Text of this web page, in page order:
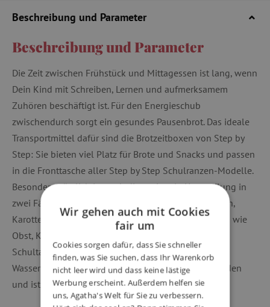
Beschreibung und Parameter
Beschreibung und Parameter
Die Zeit zwischen Frühstück und Mittagessen ist lang, wenn
Dein Kind mit Schreiben, Lernen und aufmerksamem
Zuhören beschäftigt ist. Für den Energieschub
zwischendurch sorgt ein gesundes Pausenbrot. Das ideale
Transportmittel dafür sind die Brotzeitboxen von Step by
Step: Sie bieten viel Platz für Brote und Snacks und passen
in die Fronttasche aller Step by Step Schulranzen-Modelle.
Besonders nützlich ist auch die optionale Unterteilung in
zwei Fächer. Dadurch lassen sich z.B. belegte Brötchen,
Karottensticks und Tomaten von süßen Kleinigkeiten wie
Obst, Keksen oder Müsliriegeln trennen. Nach dem
Schultag kann die Vesperdose einfach unter dem
Wasserhahn oder in der Spülmaschine gereinigt werden
und ist am nächsten Morgen wieder einsatzbereit.
Wir gehen auch mit Cookies
fair um
Cookies sorgen dafür, dass Sie schneller
finden, was Sie suchen, dass Ihr Warenkorb
nicht leer wird und dass keine lästige
Werbung erscheint. Außerdem helfen sie
uns, Agatha's Welt für Sie zu verbessern.